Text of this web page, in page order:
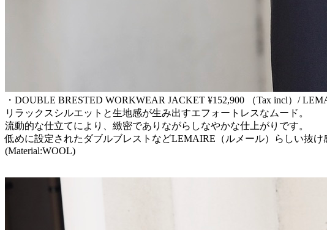
・DOUBLE BRESTED WORKWEAR JACKET ¥152,900 （Tax incl）/
リラックスシルエットと生地感が生み出すエフォートレスなムード。
流動的な仕立てにより、緻密でありながらしなやかな仕上がりです。
低めに設定されたダブルブレストなどLEMAIRE（ルメール）らしい抜
(Material:WOOL)